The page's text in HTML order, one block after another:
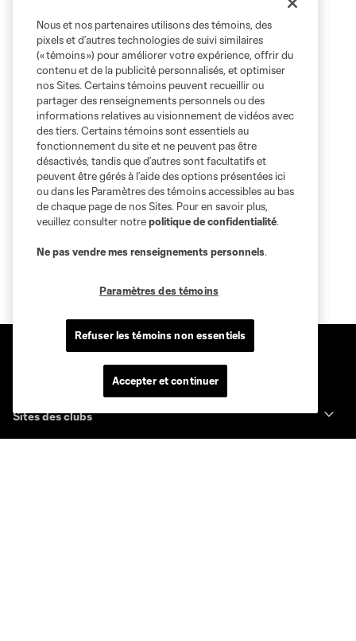
Sites des clubs
Nous et nos partenaires utilisons des témoins, des
pixels et d’autres technologies de suivi similaires
(« témoins ») pour améliorer votre expérience, offrir du
contenu et de la publicité personnalisés, et optimiser
nos Sites. Certains témoins peuvent recueillir ou
partager des renseignements personnels ou des
informations relatives au visionnement de vidéos avec
des tiers. Certains témoins sont essentiels au
fonctionnement du site et ne peuvent pas être
désactivés, tandis que d’autres sont facultatifs et
peuvent être gérés à l’aide des options présentées ici
ou dans les Paramètres des témoins accessibles au bas
de chaque page de nos Sites. Pour en savoir plus,
veuillez consulter notrepolitique de confidentialité.
Ne pas vendre mes renseignements personnels.
Paramètres des témoins
Refuser les témoins non essentiels
Accepter et continuer